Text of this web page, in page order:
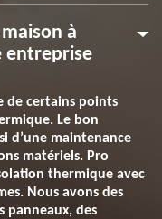
à
entreprise
de certains points
Le bon
d’une maintenance
matériels. Pro
thermique avec
Nous avons des
panneaux, des